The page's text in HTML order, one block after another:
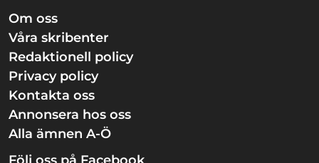
Om oss
Våra skribenter
Redaktionell policy
Privacy policy
Kontakta oss
Annonsera hos oss
Alla ämnen A-Ö